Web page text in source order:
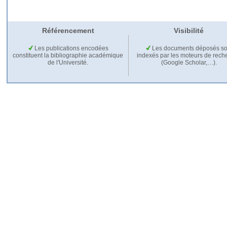
Référencement Visibilité
Les publications encodées
constituent la bibliographie académique
de l'Université.
Les documents déposés
indexés par les moteurs de
(Google Scholar,…).